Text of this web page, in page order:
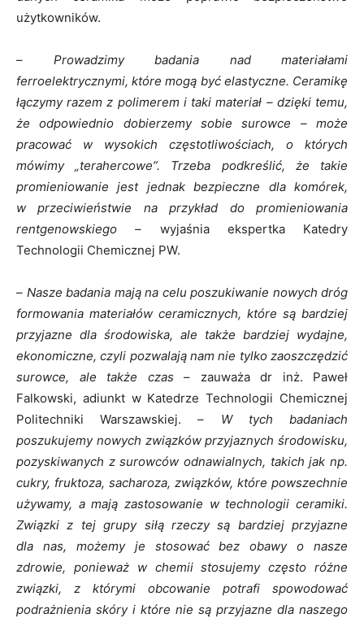
użytkowników.
– Prowadzimy badania nad materiałami
ferroelektrycznymi, które mogą być elastyczne. Ceramikę
łączymy razem z polimerem i taki materiał – dzięki temu,
że odpowiednio dobierzemy sobie surowce – może
pracować w wysokich częstotliwościach, o których
mówimy „terahercowe”. Trzeba podkreślić, że takie
promieniowanie jest jednak bezpieczne dla komórek,
w przeciwieństwie na przykład do promieniowania
rentgenowskiego – wyjaśnia ekspertka Katedry
Technologii Chemicznej PW.
– Nasze badania mają na celu poszukiwanie nowych dróg
formowania materiałów ceramicznych, które są bardziej
przyjazne dla środowiska, ale także bardziej wydajne,
ekonomiczne, czyli pozwalają nam nie tylko zaoszczędzić
surowce, ale także czas – zauważa dr inż. Paweł
Falkowski, adiunkt w Katedrze Technologii Chemicznej
Politechniki Warszawskiej. – W tych badaniach
poszukujemy nowych związków przyjaznych środowisku,
pozyskiwanych z surowców odnawialnych, takich jak np.
cukry, fruktoza, sacharoza, związków, które powszechnie
używamy, a mają zastosowanie w technologii ceramiki.
Związki z tej grupy siłą rzeczy są bardziej przyjazne
dla nas, możemy je stosować bez obawy o nasze
zdrowie, ponieważ w chemii stosujemy często różne
związki, z którymi obcowanie potrafi spowodować
podrażnienia skóry i które nie są przyjazne dla naszego